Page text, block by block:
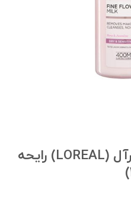
محلول شیر پاک کن لورآل (LOREAL) رایحه